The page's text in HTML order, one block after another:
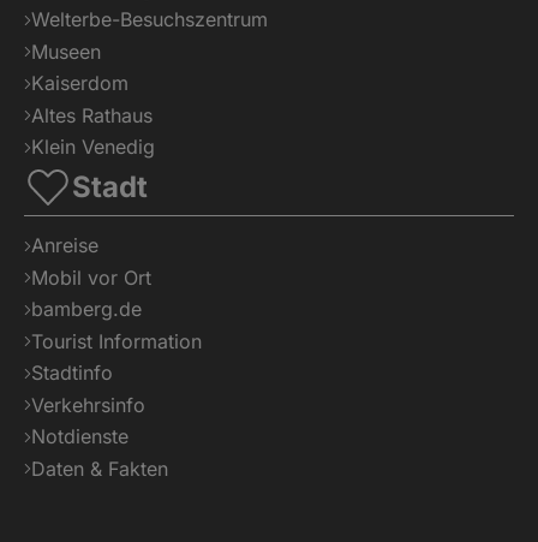
Welterbe-Besuchszentrum
Museen
Kaiserdom
Altes Rathaus
Klein Venedig
Stadt
Anreise
Mobil vor Ort
bamberg.de
Tourist Information
Stadtinfo
Verkehrsinfo
Notdienste
Daten & Fakten